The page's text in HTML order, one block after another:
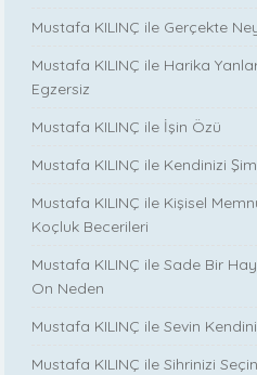
Mustafa KILINÇ ile Gerçekte
Mustafa KILINÇ ile Harika
Egzersiz
Mustafa KILINÇ ile İşin Özü
Mustafa KILINÇ ile Kendinizi
Mustafa KILINÇ ile Kişisel
Koçluk Becerileri
Mustafa KILINÇ ile Sade Bir
On Neden
Mustafa KILINÇ ile Sevin
Mustafa KILINÇ ile Sihrinizi Seçin